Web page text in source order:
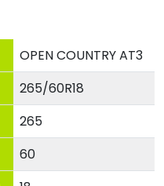
OPEN COUNTRY AT3
265/60R18
265
60